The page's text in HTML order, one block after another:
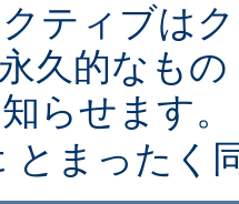
ティブは
久的なも
らせます
とまったく